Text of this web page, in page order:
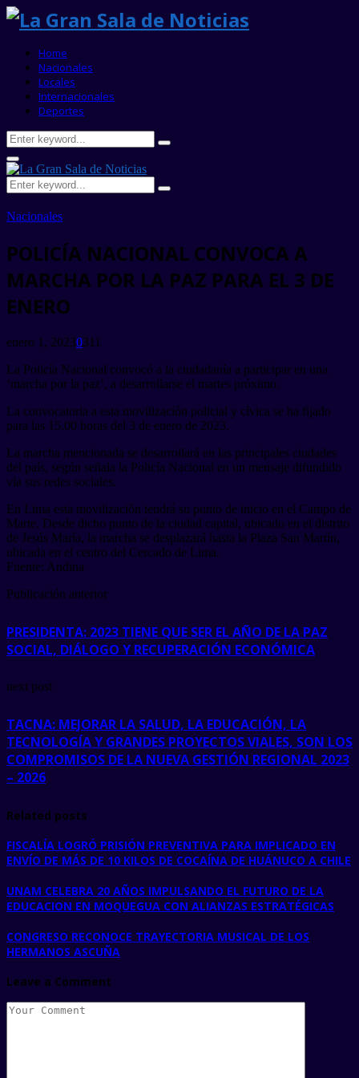
Home
Nacionales
Locales
Internacionales
Deportes
Search
for:
Search
Primary
Menu
Search
for:
Search
Nacionales
POLICÍA NACIONAL CONVOCA A
MARCHA POR LA PAZ PARA EL 3 DE
ENERO
enero 1, 20230311
La Policía Nacional convocó a la ciudadanía a participar en una
‘marcha por la paz’, a desarrollarse el martes próximo.
La convocatoria a esta movilización policial y cívica se ha fijado
para las 15.00 horas del 3 de enero de 2023.
La marcha mencionada se desarrollará en las principales ciudades
del país, según señala la Policía Nacional en un mensaje difundido
vía sus redes sociales.
En Lima esta movilización tendrá su punto de inicio en el Campo de
Marte. Desde dicho punto de la ciudad capital, ubicado en el distrito
de Jesús María, la marcha se desplazará hasta la Plaza San Martín,
ubicada en el centro del Cercado de Lima.
Fuente: Andina
Publicación anterior
PRESIDENTA: 2023 TIENE QUE SER EL AÑO DE LA PAZ
SOCIAL, DIÁLOGO Y RECUPERACIÓN ECONÓMICA
next post
TACNA: MEJORAR LA SALUD, LA EDUCACIÓN, LA
TECNOLOGÍA Y GRANDES PROYECTOS VIALES, SON LOS
COMPROMISOS DE LA NUEVA GESTIÓN REGIONAL 2023
– 2026
Related posts
FISCALÍA LOGRÓ PRISIÓN PREVENTIVA PARA IMPLICADO EN
ENVÍO DE MÁS DE 10 KILOS DE COCAÍNA DE HUÁNUCO A CHILE
UNAM CELEBRA 20 AÑOS IMPULSANDO EL FUTURO DE LA
EDUCACION EN MOQUEGUA CON ALIANZAS ESTRATÉGICAS
CONGRESO RECONOCE TRAYECTORIA MUSICAL DE LOS
HERMANOS ASCUÑA
Leave a Comment